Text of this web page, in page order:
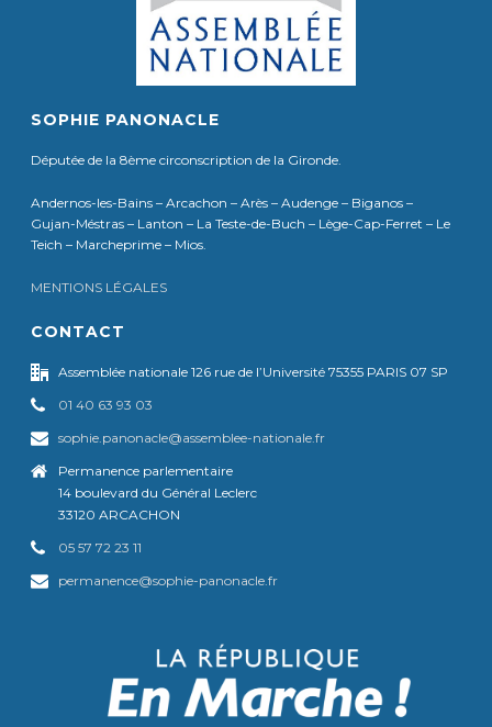
SOPHIE PANONACLE
Députée de la 8ème circonscription de la Gironde.
Andernos-les-Bains – Arcachon – Arès – Audenge – Biganos –
Gujan-Méstras – Lanton – La Teste-de-Buch – Lège-Cap-Ferret – Le
Teich – Marcheprime – Mios.
MENTIONS LÉGALES
CONTACT
Assemblée nationale 126 rue de l’Université 75355 PARIS 07 SP
01 40 63 93 03
sophie.panonacle@assemblee-nationale.fr
Permanence parlementaire
14 boulevard du Général Leclerc
33120 ARCACHON
05 57 72 23 11
permanence@sophie-panonacle.fr